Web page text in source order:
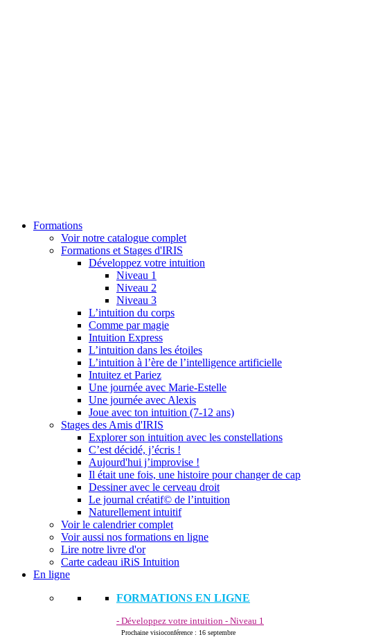
Formations
Voir notre catalogue complet
Formations et Stages d'IRIS
Développez votre intuition
Niveau 1
Niveau 2
Niveau 3
L’intuition du corps
Comme par magie
Intuition Express
L’intuition dans les étoiles
L’intuition à l’ère de l’intelligence artificielle
Intuitez et Pariez
Une journée avec Marie-Estelle
Une journée avec Alexis
Joue avec ton intuition (7-12 ans)
Stages des Amis d'IRIS
Explorer son intuition avec les constellations
C’est décidé, j’écris !
Aujourd'hui j’improvise !
Il était une fois, une histoire pour changer de cap
Dessiner avec le cerveau droit
Le journal créatif© de l’intuition
Naturellement intuitif
Voir le calendrier complet
Voir aussi nos formations en ligne
Lire notre livre d'or
Carte cadeau iRiS Intuition
En ligne
FORMATIONS EN LIGNE
- Développez votre intuition - Niveau 1
Prochaine visioconférence : 16 septembre